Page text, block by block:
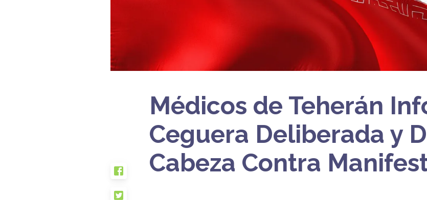
Médicos de Teherán
Ceguera Deliberada y
Cabeza Contra